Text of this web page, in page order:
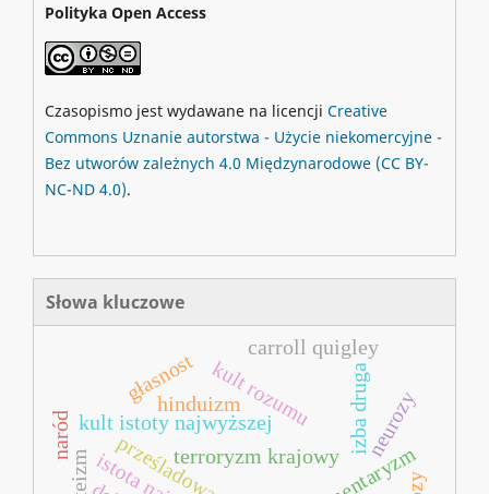
Polityka Open Access
Czasopismo jest wydawane na licencji Creative
Commons Uznanie autorstwa - Użycie niekomercyjne -
Bez utworów zależnych 4.0 Międzynarodowe (CC BY-
NC-ND 4.0).
Słowa kluczowe
kult istoty najwyższej
kult rozumu izba druga
prześladowania
hinduizm
terroryzm krajowy
głasnost
neurozy
carroll quigley
ateizm
naród